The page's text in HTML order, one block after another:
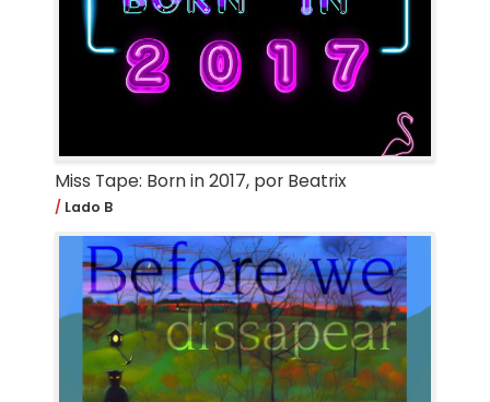
Miss Tape: Born in 2017, por Beatrix
Lado B